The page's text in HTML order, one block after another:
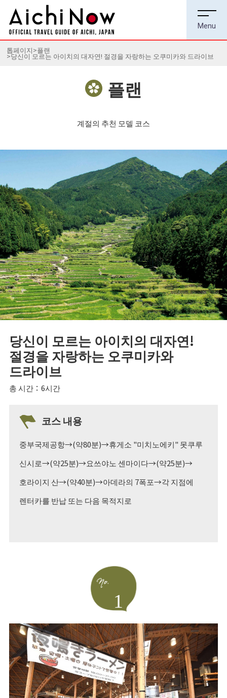
톱페이지 플랜
당신이 모르는 아이치의 대자연! 절경을 자랑하는 오쿠미카와 드라이브
플랜
계절의 추천 모델 코스
당신이 모르는 아이치의 대자연!
절경을 자랑하는 오쿠미카와
드라이브
총 시간：6시간
코스 내용
중부국제공항→(약80분)→휴게소 "미치노에키" 못쿠루
신시로→(약25분)→요쓰야노 센마이다→(약25분)→
호라이지 산→(약40분)→아데라의 7폭포→각 지점에
렌터카를 반납 또는 다음 목적지로
1